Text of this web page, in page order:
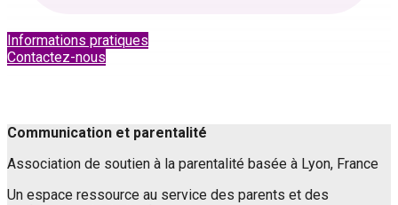
Informations pratiques
Contactez-nous
Communication et parentalité
Association de soutien à la parentalité basée à Lyon, France
Un espace ressource au service des parents et des